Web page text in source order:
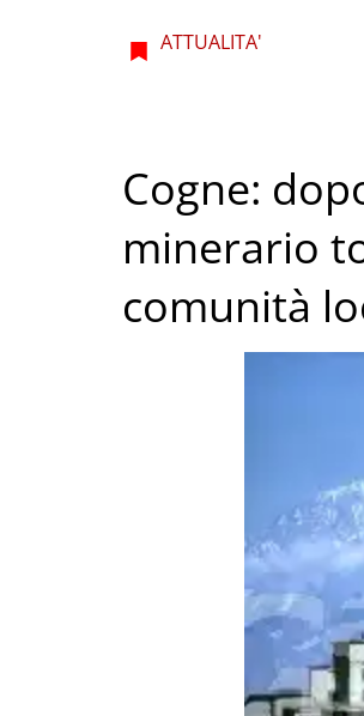
ATTUALITA'
Cogne:
minerario
comunità